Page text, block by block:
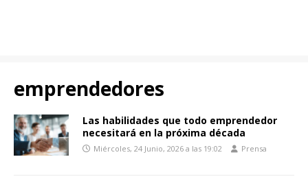
emprendedores
Las habilidades que todo emprendedor
necesitará en la próxima década
Miércoles, 24 Junio, 2026 a las 19:02 Prensa